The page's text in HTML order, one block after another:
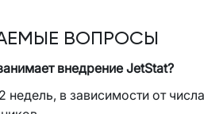
ВОПРОСЫ
внедрение JetStat?
в зависимости от числа